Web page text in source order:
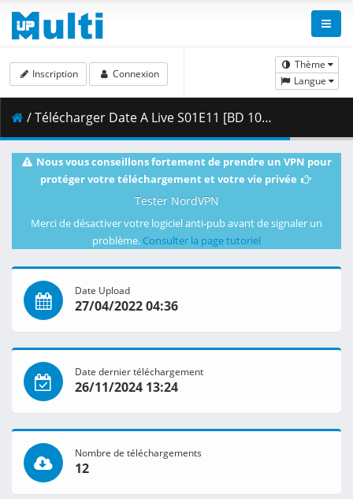
Thème
Langue
Inscription Connexion
/ Télécharger Date A Live S01E11 [BD 1080p HEVC 10bit FLAC] [Dual-Audio].mkv.002 ( 452.51 MB )
Nous vous conseillons fortement de prendre un VPN pour
protéger votre téléchargement et votre vie privée
Tester NordVPN
Merci de désactiver votre logiciel anti-pub avant de signaler un
problème. Consulter la page tutoriel
Date Upload
27/04/2022 04:36
Date dernier téléchargement
26/11/2024 13:24
Nombre de téléchargements
12